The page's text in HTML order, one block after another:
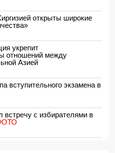
открыты широкие
укрепит
отношений между
Азией
вступительного экзамена в
встречу с избирателями в